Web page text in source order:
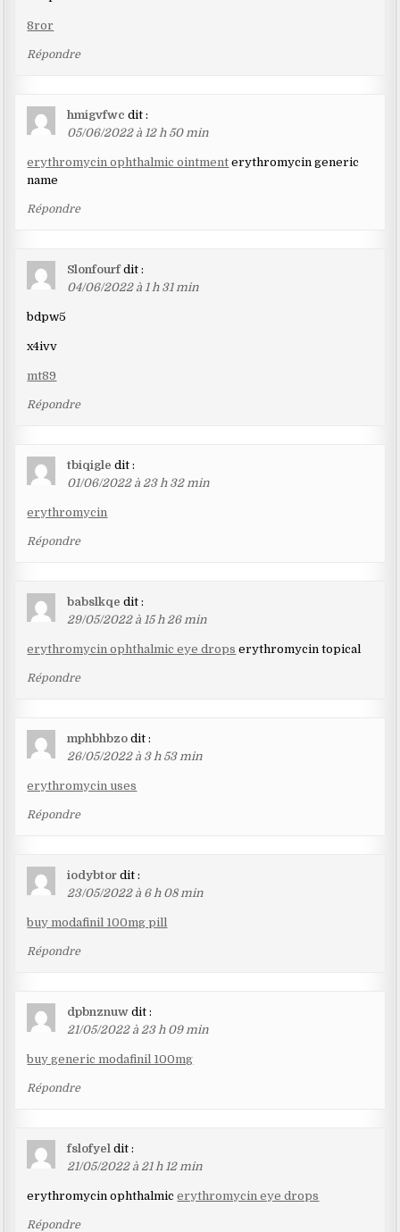
8ror
Répondre
hmigvfwc dit :
05/06/2022 à 12 h 50 min
erythromycin ophthalmic ointment erythromycin generic
name
Répondre
Slonfourf dit :
04/06/2022 à 1 h 31 min
bdpw5
x4ivv
mt89
Répondre
tbiqigle dit :
01/06/2022 à 23 h 32 min
erythromycin
Répondre
babslkqe dit :
29/05/2022 à 15 h 26 min
erythromycin ophthalmic eye drops erythromycin topical
Répondre
mphbhbzo dit :
26/05/2022 à 3 h 53 min
erythromycin uses
Répondre
iodybtor dit :
23/05/2022 à 6 h 08 min
buy modafinil 100mg pill
Répondre
dpbnznuw dit :
21/05/2022 à 23 h 09 min
buy generic modafinil 100mg
Répondre
fslofyel dit :
21/05/2022 à 21 h 12 min
erythromycin ophthalmicerythromycin eye drops
Répondre